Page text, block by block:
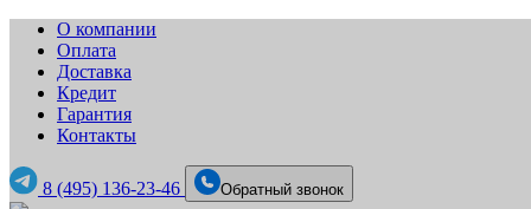
О компании
Оплата
Доставка
Кредит
Гарантия
Контакты
8 (495) 136-23-46 Обратный звонок